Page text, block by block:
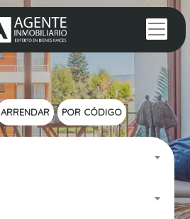
ARRENDAR POR CÓDIGO